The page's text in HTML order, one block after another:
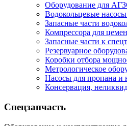
Оборудование для
Водокольцевые
Запасные части
Компрессора для
Запасные части к
Резервуарное
Коробки отбора
Метрологическое
Насосы для пропана и
Консервация,
Спецзапчасть